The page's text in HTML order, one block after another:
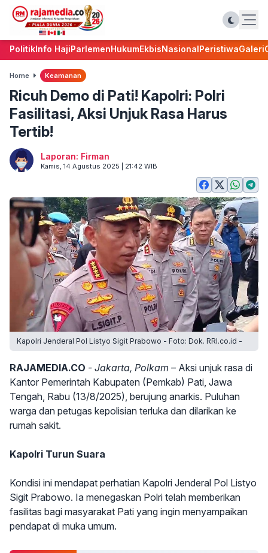
PolitikInfo HajiParlemenHukumEkbisNasionalPeristiwaGaleri
Home Keamanan
Ricuh Demo di Pati! Kapolri: Polri
Fasilitasi, Aksi Unjuk Rasa Harus
Tertib!
Laporan: Firman
Kamis, 14 Agustus 2025 | 21:42 WIB
Kapolri Jenderal Pol Listyo Sigit Prabowo - Foto: Dok. RRI.co.id -
RAJAMEDIA.CO - Jakarta, Polkam –Aksi unjuk rasa di
Kantor Pemerintah Kabupaten (Pemkab) Pati, Jawa
Tengah, Rabu (13/8/2025), berujung anarkis. Puluhan
warga dan petugas kepolisian terluka dan dilarikan ke
rumah sakit.
Kapolri Turun Suara
Kondisi ini mendapat perhatian Kapolri Jenderal Pol Listyo
Sigit Prabowo. Ia menegaskan Polri telah memberikan
fasilitas bagi masyarakat Pati yang ingin menyampaikan
pendapat di muka umum.